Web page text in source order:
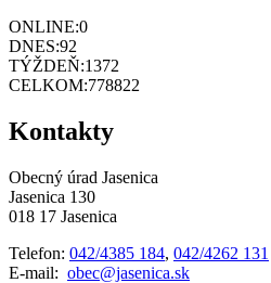
ONLINE:0
DNES:92
TÝŽDEŇ:1372
CELKOM:778822
Kontakty
Obecný úrad Jasenica
Jasenica 130
018 17 Jasenica
Telefon: 042/4385 184, 042/4262 131
E-mail: obec@jasenica.sk